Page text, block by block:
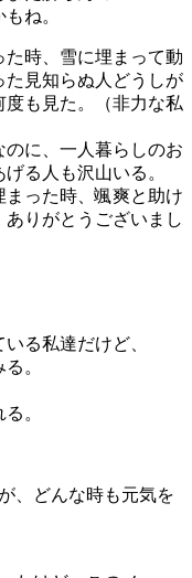
ね。
時、雪に埋まって動
見知らぬ人どうしが
も見た。（非力な私
に、一人暮らしのお
る人も沢山いる。
った時、颯爽と助け
りがとうございまし
る私達だけど、
。
。
、どんな時も元気を